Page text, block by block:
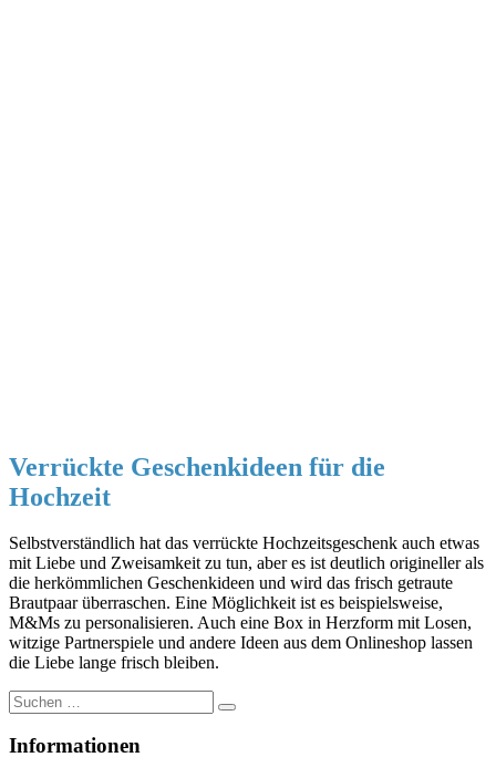
Verrückte Geschenkideen für die
Hochzeit
Selbstverständlich hat das verrückte Hochzeitsgeschenk auch etwas
mit Liebe und Zweisamkeit zu tun, aber es ist deutlich origineller als
die herkömmlichen Geschenkideen und wird das frisch getraute
Brautpaar überraschen. Eine Möglichkeit ist es beispielsweise,
M&Ms zu personalisieren. Auch eine Box in Herzform mit Losen,
witzige Partnerspiele und andere Ideen aus dem Onlineshop lassen
die Liebe lange frisch bleiben.
Suche
nach:
Informationen